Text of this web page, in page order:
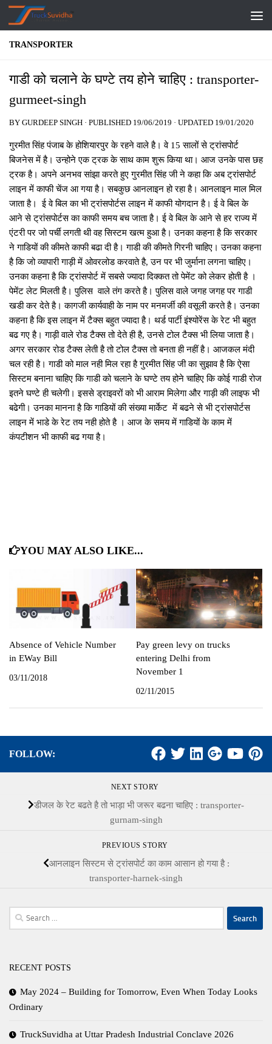
Skip to content
TRANSPORTER
गाडी को चलाने के घण्‍टे तय होने चाहिए : transporter-
gurmeet-singh
BY GURDEEP SINGH · PUBLISHED 19/06/2019 · UPDATED 19/01/2020
गुरमीत सिंह पंजाब के होशियारपुर के रहने वाले है। वे 15 सालों से ट्रांसपोर्ट
बिजनेस में है। उन्‍होने एक ट्रक के साथ काम शुरू किया था। आज उनके पास छह
ट्रक है। अपने अनभव सांझा करते हुए गुरमीत सिंह जी ने कहा कि अब ट्रांसपोर्ट
लाइन में काफी चेंज आ गया है। सबकुछ आनलाइन हो रहा है। आनलाइन माल मिल
जाता है। ई वे बिल का भी ट्रांसपोर्टस लाइन में काफी योगदान है। ई वे बिल के
आने से ट्रांसपोर्टस का काफी समय बच जाता है। ई वे बिल के आने से हर राज्‍य में
एंटरी पर जो पर्ची लगती थी वह सिस्‍टम खत्‍म हुआ है। उनका कहना है कि सरकार
ने गाडियों की कीमते काफी बढा दी है। गाडी की कीमते गिरनी चाहिए। उनका कहना
है कि जो व्‍यापारी गाड़ी में ओवरलोड करवाते है, उन पर भी जुर्माना लगना चाहिए।
उनका कहना है कि ट्रांसपोर्ट में सबसे ज्‍यादा दिक्‍कत तो पेमेंट को लेकर होती है ।
पेमेंट लेट मिलती है। पुलिस वाले तंग करते है। पुलिस वाले जगह जगह पर गाडी
खडी कर देते है। कागजी कार्यवाही के नाम पर मनमर्जी की वसूली करते है। उनका
कहना है कि इस लाइन में टैक्‍स बहुत ज्‍यादा है। थर्ड पार्टी इंश्‍योरेंस के रेट भी बहुत
बढ गए है। गाड़ी वाले रोड टैक्‍स तो देते ही है, उनसे टोल टैक्‍स भी लिया जाता है।
अगर सरकार रोड टैक्‍स लेती है तो टोल टैक्‍स तो बनता ही नहीं है। आजकल मंदी
चल रही है। गाडी को माल नही मिल रहा है गुरमीत सिंह जी का सुझाव है कि ऐसा
सिस्‍टम बनाना चाहिए कि गाडी को चलाने के घण्‍टे तय होने चाहिए कि कोई गाडी रोज
इतने घण्‍टे ही चलेगी। इससे ड्राइवरों को भी आराम मिलेगा और गाड़ी की लाइफ भी
बढेगी। उनका मानना है कि गाडियों की संख्‍या मार्केट में बढने से भी ट्रांसपोर्टस
लाइन में भाडे के रेट तय नही होते है । आज के समय में गाडियों के काम में
कंपटीशन भी काफी बढ गया है।
YOU MAY ALSO LIKE...
Absence of Vehicle Number
in EWay Bill
03/11/2018
Pay green levy on trucks
entering Delhi from
November 1
02/11/2015
FOLLOW:
NEXT STORY
डीजल के रेट बढते है तो भाड़ा भी जरूर बढना चाहिए : transporter-
gurnam-singh
PREVIOUS STORY
आनलाइन सिस्‍टम से ट्रांसपोर्ट का काम आसान हो गया है :
transporter-harnek-singh
Search
for:
RECENT POSTS
May 2024 – Building for Tomorrow, Even When Today Looks
Ordinary
TruckSuvidha at Uttar Pradesh Industrial Conclave 2026